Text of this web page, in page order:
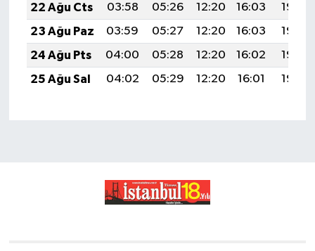
22 Ağu Cts
03:58 05:26 12:20 16:03
19:04
23 Ağu Paz
03:59 05:27 12:20 16:03
19:03
24 Ağu Pts
04:00 05:28 12:20 16:02
19:02
25 Ağu Sal
04:02 05:29 12:20 16:01 19:00